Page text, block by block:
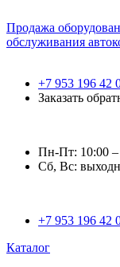
Продажа
обслуживания
+7 953 196 42
Заказать
Пн-Пт: 10:00
Сб, Вс:
+7 953 196 42
Каталог